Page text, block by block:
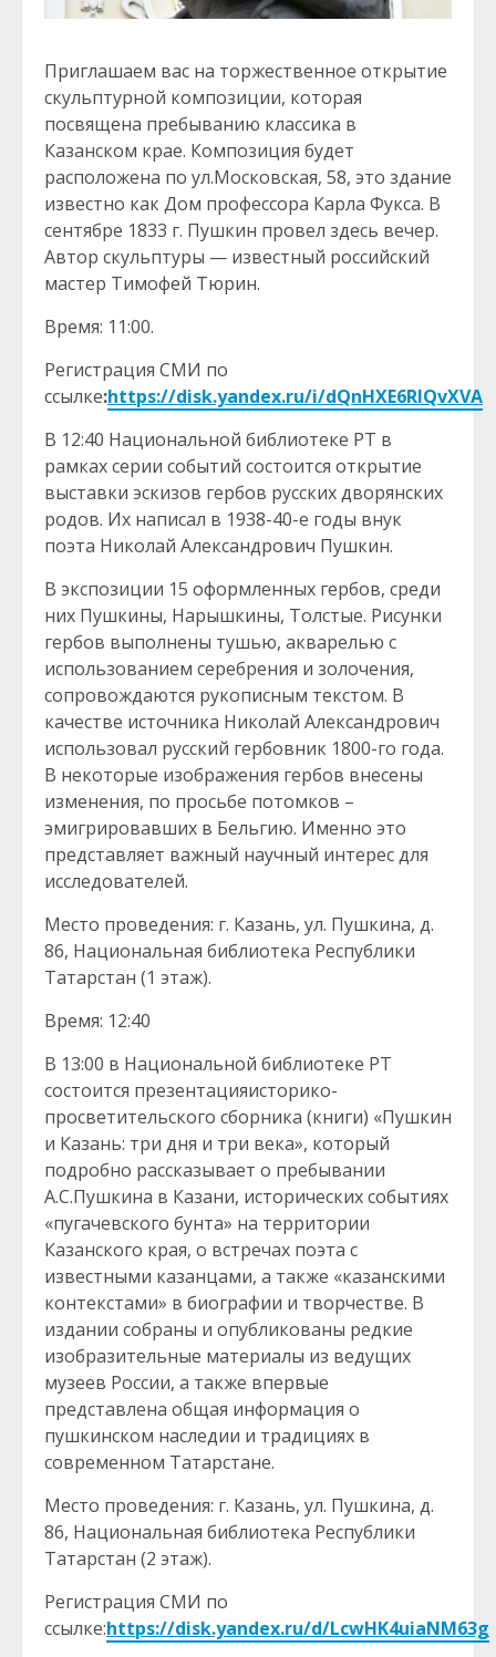
Приглашаем вас на торжественное открытие
скульптурной композиции, которая
посвящена пребыванию классика в
Казанском крае. Композиция будет
расположена по ул.Московская, 58, это здание
известно как Дом профессора Карла Фукса. В
сентябре 1833 г. Пушкин провел здесь вечер.
Автор скульптуры — известный российский
мастер Тимофей Тюрин.
Время: 11:00.
Регистрация СМИ по
ссылке:https://disk.yandex.ru/i/dQnHXE6RIQvXVA
В 12:40 Национальной библиотеке РТ в
рамках серии событий состоится открытие
выставки эскизов гербов русских дворянских
родов. Их написал в 1938-40-е годы внук
поэта Николай Александрович Пушкин.
В экспозиции 15 оформленных гербов, среди
них Пушкины, Нарышкины, Толстые. Рисунки
гербов выполнены тушью, акварелью с
использованием серебрения и золочения,
сопровождаются рукописным текстом. В
качестве источника Николай Александрович
использовал русский гербовник 1800-го года.
В некоторые изображения гербов внесены
изменения, по просьбе потомков –
эмигрировавших в Бельгию. Именно это
представляет важный научный интерес для
исследователей.
Место проведения: г. Казань, ул. Пушкина, д.
86, Национальная библиотека Республики
Татарстан (1 этаж).
Время: 12:40
В 13:00 в Национальной библиотеке РТ
состоится презентацияисторико-
просветительского сборника (книги) «Пушкин
и Казань: три дня и три века», который
подробно рассказывает о пребывании
А.С.Пушкина в Казани, исторических событиях
«пугачевского бунта» на территории
Казанского края, о встречах поэта с
известными казанцами, а также «казанскими
контекстами» в биографии и творчестве. В
издании собраны и опубликованы редкие
изобразительные материалы из ведущих
музеев России, а также впервые
представлена общая информация о
пушкинском наследии и традициях в
современном Татарстане.
Место проведения: г. Казань, ул. Пушкина, д.
86, Национальная библиотека Республики
Татарстан (2 этаж).
Регистрация СМИ по
ссылке:https://disk.yandex.ru/d/LcwHK4uiaNM63g